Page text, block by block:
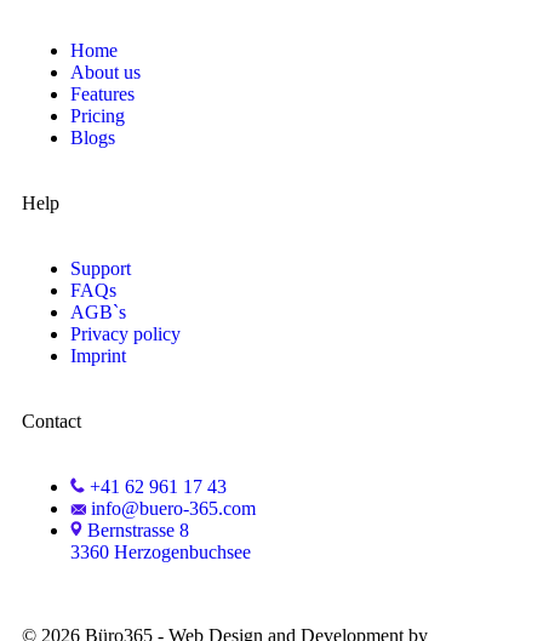
Home
About us
Features
Pricing
Blogs
Help
Support
FAQs
AGB`s
Privacy policy
Imprint
Contact
+41 62 961 17 43
info@buero-365.com
Bernstrasse 8
3360 Herzogenbuchsee
© 2026 Büro365 - Web Design and Development by